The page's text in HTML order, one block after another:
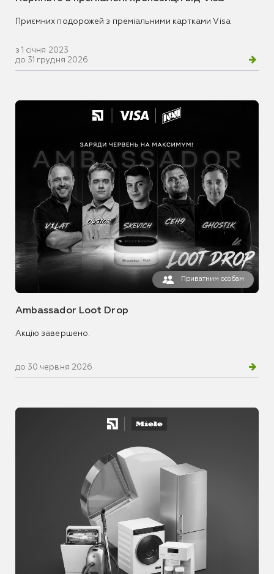
Приємних подорожей з преміальними картками Visa
з 1 січня 2023
до 31 грудня 2026
Приватним особам
Ambassador Loot Drop
Акцію завершено.
до 30 червня 2026